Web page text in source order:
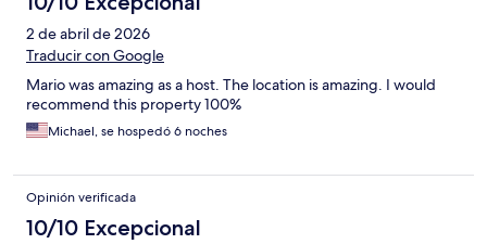
2 de abril de 2026
Traducir con Google
Mario was amazing as a host. The location is amazing. I would
recommend this property 100%
Michael, se hospedó 6 noches
Opinión verificada
10/10 Excepcional